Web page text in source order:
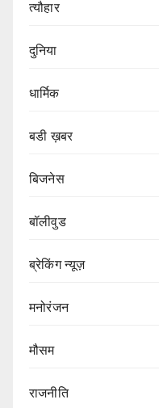
त्यौहार
दुनिया
धार्मिक
बडी ख़बर
बिजनेस
बॉलीवुड
ब्रेकिंग न्यूज़
मनोरंजन
मौसम
राजनीति